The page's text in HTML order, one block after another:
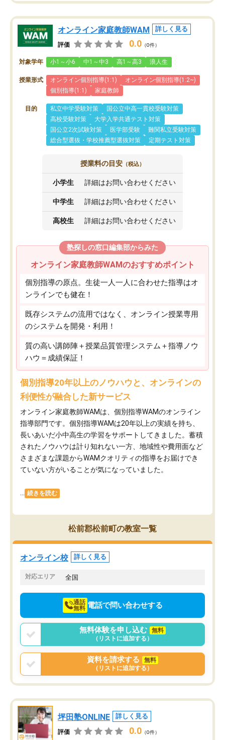
オンライン家庭教師WAM 詳しく見る
評価 0.0 （0件）
対象学年 小1～小6 中1～中3 高1～高3 浪人生
授業形式 オンライン個別指導(1:1)
オンライン個別指導(1:2~)
個別指導(1:1)
家庭教師
目的 私立中学受験対策
国公立中高一貫校受験対策
高校受験対策
大学入学共通テスト対策
国公立2次試験対策
医学部受験
難関私立受験対策
総合型選抜・学校推薦型選抜対策
定期テスト対策
授業料の目安 （税込）
小学生 詳細はお問い合わせください
中学生 詳細はお問い合わせください
高校生 詳細はお問い合わせください
塾探しの窓口編集部からみた
オンライン家庭教師WAMのおすすめポイント
個別指導の原点。生徒一人一人に合わせた指導はオ
ンラインでも健在！
既存システムの流用ではなく、オンライン授業専用
のシステムを開発・利用！
質の高い講師陣＋授業品質管理システム＋指導ノウ
ハウ＝成績保証！
個別指導20年以上のノウハウと、オンラインの
利便性が融合した新サービス
オンライン家庭教師WAMは、個別指導WAMのオンライン
指導部門です。個別指導WAMは20年以上の実績を持ち、
長いあいだ小中高生の学習をサポートしてきました。蓄積
されたノウハウは計り知れない一方、地域性や費用面など
さまざまな課題からWAMクオリティの指導をお届けでき
ていない方がいることが気になっていました。
続きを読む
松前郡松前町の教室一覧
オンライン校 詳しく見る
対応エリア 全国
通話
無料 電話で問い合わせする
無料体験を申し込む
無料
（リストに追加する）
資料を請求する
無料
（リストに追加する）
坪田塾ONLINE 詳しく見る
評価 0.0 （0件）